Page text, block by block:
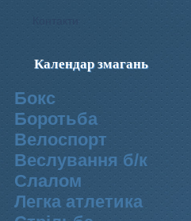
Календар змагань
Бокс
Боротьба
Велоспорт
Веслування б/к
Cлалом
Легка атлетика